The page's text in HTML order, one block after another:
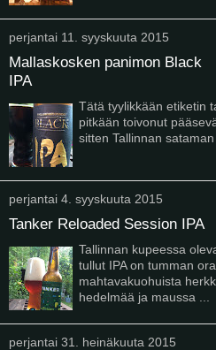
perjantai 11. syyskuuta 2015
Mallaskosken panimon Black
IPA
Tätä tyylikkään etiketin
pitkään toivonut
sitten Tallinnan
perjantai 4. syyskuuta 2015
Tanker Reloaded Session IPA
Tallinnan kupeessa
tullut IPA on tumman
mahtavakuohuista
hedelmää ja maussa ...
perjantai 31. heinäkuuta 2015